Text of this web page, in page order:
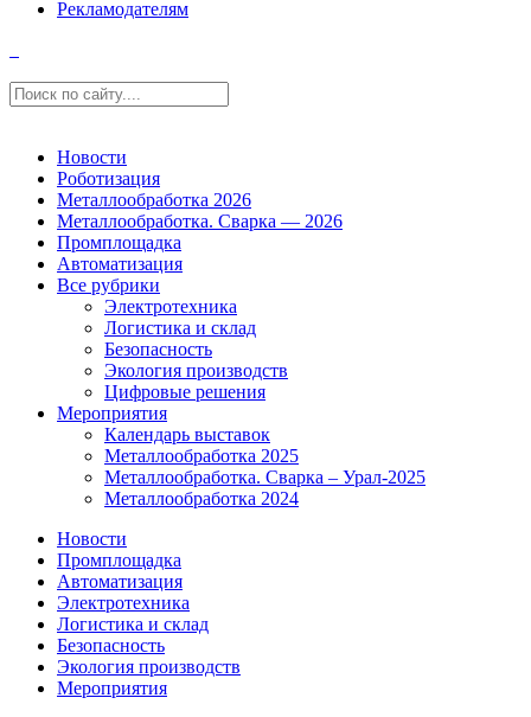
Рекламодателям
Новости
Роботизация
Металлообработка 2026
Металлообработка. Сварка — 2026
Промплощадка
Автоматизация
Все рубрики
Электротехника
Логистика и склад
Безопасность
Экология производств
Цифровые решения
Мероприятия
Календарь выставок
Металлообработка 2025
Металлообработка. Сварка – Урал-2025
Металлообработка 2024
Новости
Промплощадка
Автоматизация
Электротехника
Логистика и склад
Безопасность
Экология производств
Мероприятия